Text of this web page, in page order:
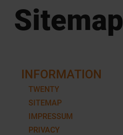
Sitemap
INFORMATION
TWENTY
SITEMAP
IMPRESSUM
PRIVACY